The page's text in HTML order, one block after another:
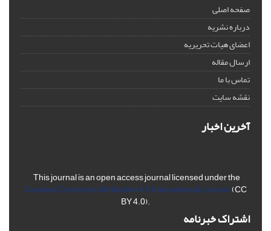
صفحه اصلی
درباره نشریه
اعضای هیات تحریریه
ارسال مقاله
تماس با ما
نقشه سایت
آخرین اخبار
This journal is an open access journal licensed under the
Creative Commons Attribution 4.0 International License(CC
BY 4.0).
اشتراک خبرنامه